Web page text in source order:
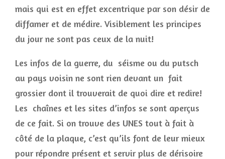
mais qui est en effet excentrique par son désir de
diffamer et de médire. Visiblement les principes
du jour ne sont pas ceux de la nuit!
Les infos de la guerre, du séisme ou du putsch
au pays voisin ne sont rien devant un fait
grossier dont il trouverait de quoi dire et redire!
Les chaînes et les sites d’infos se sont aperçus
de ce fait. Si on trouve des UNES tout à fait à
côté de la plaque, c’est qu’ils font de leur mieux
pour répondre présent et servir plus de dérisoire